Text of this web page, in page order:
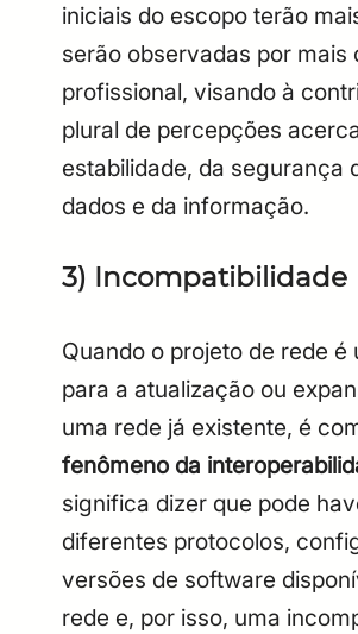
iniciais do escopo terão
serão observadas por mais
profissional, visando à
plural de percepções
estabilidade, da segurança
dados e da informação.
3) Incompatibilidade
Quando o projeto de rede é
para a atualização ou
uma rede já existente, é
fenômeno da
significa dizer que pode
diferentes protocolos,
versões de software
rede e, por isso, uma